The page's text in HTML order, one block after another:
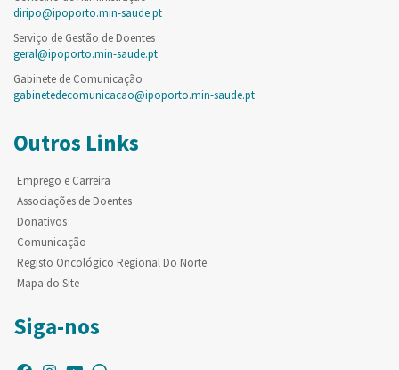
diripo@ipoporto.min-saude.pt
Serviço de Gestão de Doentes
geral@ipoporto.min-saude.pt
Gabinete de Comunicação
gabinetedecomunicacao@ipoporto.min-saude.pt
Outros Links
Emprego e Carreira
Associações de Doentes
Donativos
Comunicação
Registo Oncológico Regional Do Norte
Mapa do Site
Siga-nos